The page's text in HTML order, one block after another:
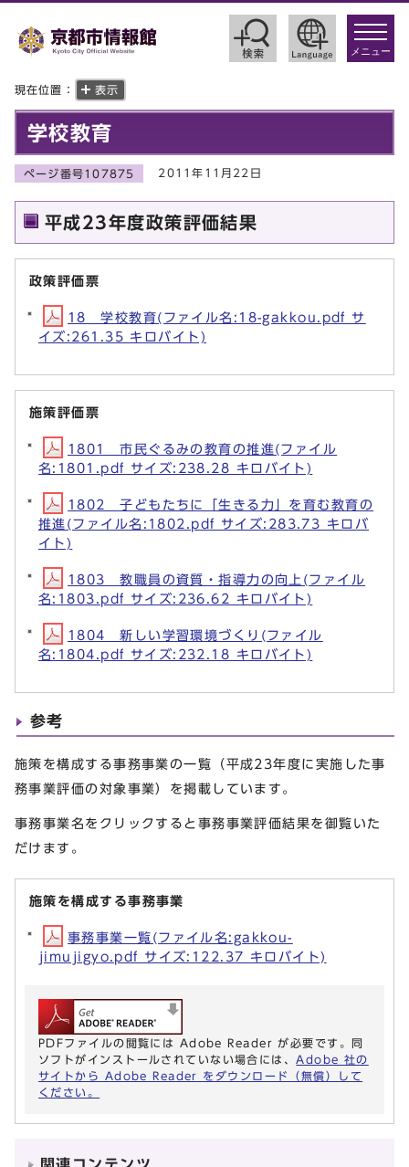
toggle
メニュー
現在位置： 表示
学校教育
ページ番号107875 2011年11月22日
平成23年度政策評価結果
政策評価票
18 学校教育(ファイル名:18-gakkou.pdf サ
イズ:261.35 キロバイト)
施策評価票
1801 市民ぐるみの教育の推進(ファイル
名:1801.pdf サイズ:238.28 キロバイト)
1802 子どもたちに「生きる力」を育む教育の
推進(ファイル名:1802.pdf サイズ:283.73 キロバ
イト)
1803 教職員の資質・指導力の向上(ファイル
名:1803.pdf サイズ:236.62 キロバイト)
1804 新しい学習環境づくり(ファイル
名:1804.pdf サイズ:232.18 キロバイト)
参考
施策を構成する事務事業の一覧（平成23年度に実施した事
務事業評価の対象事業）を掲載しています。
事務事業名をクリックすると事務事業評価結果を御覧いた
だけます。
施策を構成する事務事業
事務事業一覧(ファイル名:gakkou-
jimujigyo.pdf サイズ:122.37 キロバイト)
PDFファイルの閲覧には Adobe Reader が必要です。同
ソフトがインストールされていない場合には、 Adobe 社の
サイトから Adobe Reader をダウンロード（無償）して
ください。
関連コンテンツ